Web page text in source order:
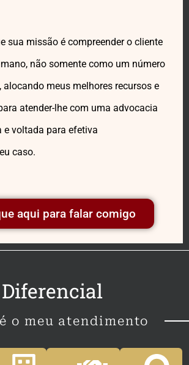
sua missão é compreender o cliente
não somente como um número
alocando meus melhores recursos e
atender-lhe com uma advocacia
e voltada para efetiva
caso.
aqui para falar comigo
Diferencial
o meu atendimento